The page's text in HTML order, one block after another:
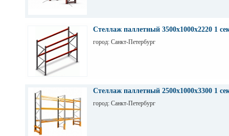
Стеллаж паллетный 3500х1000х2220 1
город: Санкт-Петербург
Стеллаж паллетный 2500х1000х3300 1
город: Санкт-Петербург